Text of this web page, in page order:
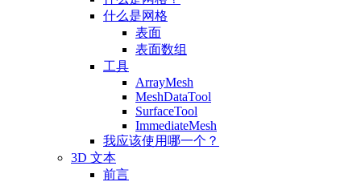
什么是网格
表面
表面数组
工具
ArrayMesh
MeshDataTool
SurfaceTool
ImmediateMesh
我应该使用哪一个？
3D 文本
前言